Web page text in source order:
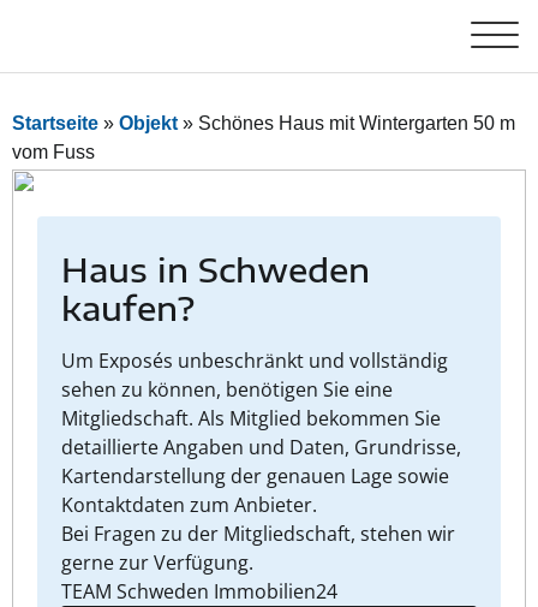
Startseite » Objekt » Schönes Haus mit Wintergarten 50 m
vom Fuss
Haus in Schweden
kaufen?
Um Exposés unbeschränkt und vollständig
sehen zu können, benötigen Sie eine
Mitgliedschaft. Als Mitglied bekommen Sie
detaillierte Angaben und Daten, Grundrisse,
Kartendarstellung der genauen Lage sowie
Kontaktdaten zum Anbieter.
Bei Fragen zu der Mitgliedschaft, stehen wir
gerne zur Verfügung.
TEAM Schweden Immobilien24